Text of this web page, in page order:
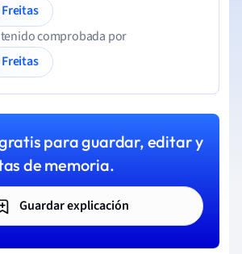
comprobada por
para guardar, editar y
de memoria.
Guardar explicación